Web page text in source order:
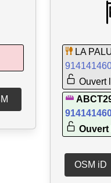
LA
Ouvert
Ouvert
OSM iD